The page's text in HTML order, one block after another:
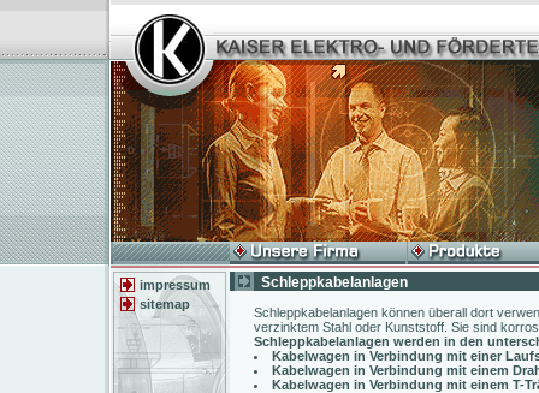
impressum
sitemap
Schleppkabelanlagen
Schleppkabelanlagen können überall dort
verzinktem Stahl oder Kunststoff. Sie sind
Schleppkabelanlagen werden in den
Kabelwagen in Verbindung mit einer
Kabelwagen in Verbindung mit einem
Kabelwagen in Verbindung mit einem T-